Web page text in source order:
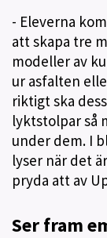
- Eleverna
att skapa tre
modeller av
ur asfalten
riktigt ska
lyktstolpar så
under dem. I
lyser när det
pryda att av
Ser fram